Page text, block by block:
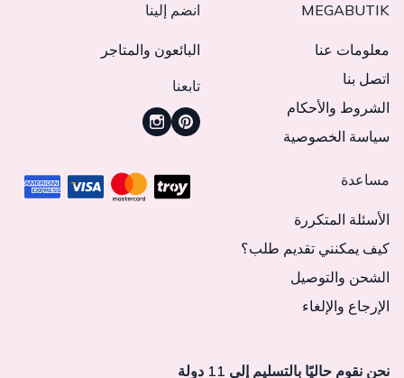
MEGABUTIK
معلومات عنا
اتصل بنا
الشروط والأحكام
سياسة الخصوصية
انضم إلينا
البائعون والمتاجر
تابعنا
مساعدة
الأسئلة المتكررة
كيف يمكنني تقديم طلب؟
الشحن والتوصيل
الإرجاع والإلغاء
نحن نقوم حاليًا بالتسليم إلى 11 دولة